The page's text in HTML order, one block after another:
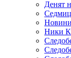
Денят
Ники